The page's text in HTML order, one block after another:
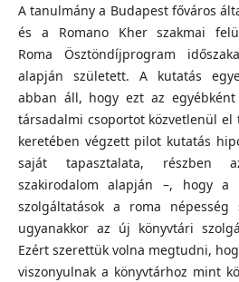
A tanulmány a Budapest főváros
és a Romano Kher szakmai
Roma Ösztöndíjprogram
alapján született. A kutatás
abban áll, hogy ezt az egyébként
társadalmi csoportot közvetlenül
keretében végzett pilot kutatás
saját tapasztalata, részben
szakirodalom alapján –, hogy a
szolgáltatások a roma népesség
ugyanakkor az új könyvtári
Ezért szerettük volna megtudni,
viszonyulnak a könyvtárhoz mint